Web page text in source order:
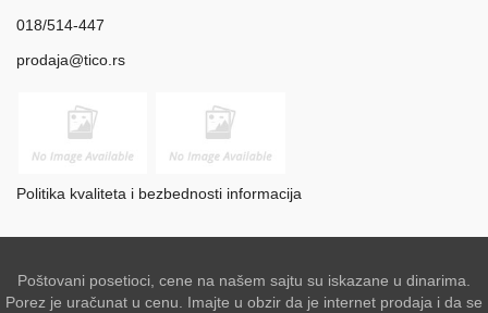
018/514-447
prodaja@tico.rs
Politika kvaliteta i bezbednosti informacija
Poštovani posetioci, cene na našem sajtu su iskazane u dinarima.
Porez je uračunat u cenu. Imajte u obzir da je internet prodaja i da se